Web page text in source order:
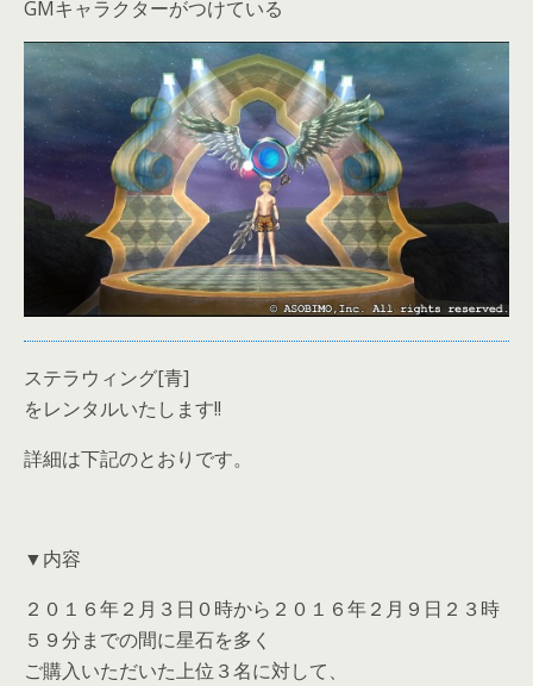
GMキャラクターがつけている
ステラウィング[青]
をレンタルいたします!!
詳細は下記のとおりです。
▼内容
２０１６年２月３日０時から２０１６年２月９日２３時
５９分までの間に星石を多く
ご購入いただいた上位３名に対して、